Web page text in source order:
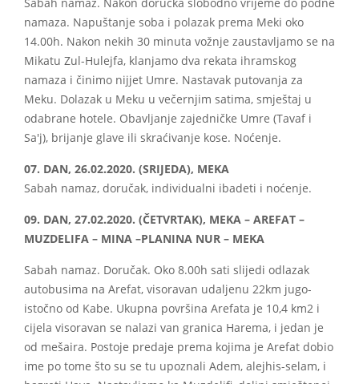
Sabah namaz. Nakon doručka slobodno vrijeme do podne
namaza. Napuštanje soba i polazak prema Meki oko
14.00h. Nakon nekih 30 minuta vožnje zaustavljamo se na
Mikatu Zul-Hulejfa, klanjamo dva rekata ihramskog
namaza i činimo nijjet Umre. Nastavak putovanja za
Meku. Dolazak u Meku u večernjim satima, smještaj u
odabrane hotele. Obavljanje zajedničke Umre (Tavaf i
Sa'j), brijanje glave ili skraćivanje kose. Noćenje.
07. DAN, 26.02.2020. (SRIJEDA), MEKA
Sabah namaz, doručak, individualni ibadeti i noćenje.
09. DAN, 27.02.2020. (ČETVRTAK), MEKA – AREFAT –
MUZDELIFA – MINA –PLANINA NUR – MEKA
Sabah namaz. Doručak. Oko 8.00h sati slijedi odlazak
autobusima na Arefat, visoravan udaljenu 22km jugo-
istočno od Kabe. Ukupna površina Arefata je 10,4 km2 i
cijela visoravan se nalazi van granica Harema, i jedan je
od mešaira. Postoje predaje prema kojima je Arefat dobio
ime po tome što su se tu upoznali Adem, alejhis-selam, i